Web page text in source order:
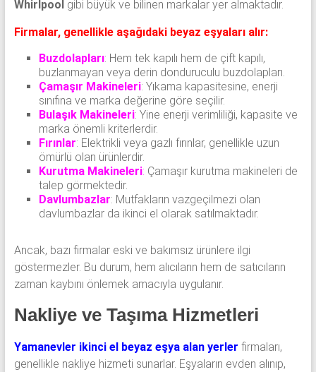
Whirlpool gibi büyük ve bilinen markalar yer almaktadır.
Firmalar, genellikle aşağıdaki beyaz eşyaları alır:
Buzdolapları: Hem tek kapılı hem de çift kapılı,
buzlanmayan veya derin donduruculu buzdolapları.
Çamaşır Makineleri: Yıkama kapasitesine, enerji
sınıfına ve marka değerine göre seçilir.
Bulaşık Makineleri: Yine enerji verimliliği, kapasite ve
marka önemli kriterlerdir.
Fırınlar: Elektrikli veya gazlı fırınlar, genellikle uzun
ömürlü olan ürünlerdir.
Kurutma Makineleri: Çamaşır kurutma makineleri de
talep görmektedir.
Davlumbazlar: Mutfakların vazgeçilmezi olan
davlumbazlar da ikinci el olarak satılmaktadır.
Ancak, bazı firmalar eski ve bakımsız ürünlere ilgi
göstermezler. Bu durum, hem alıcıların hem de satıcıların
zaman kaybını önlemek amacıyla uygulanır.
Nakliye ve Taşıma Hizmetleri
Yamanevler ikinci el beyaz eşya alan yerler firmaları,
genellikle nakliye hizmeti sunarlar. Eşyaların evden alınıp,